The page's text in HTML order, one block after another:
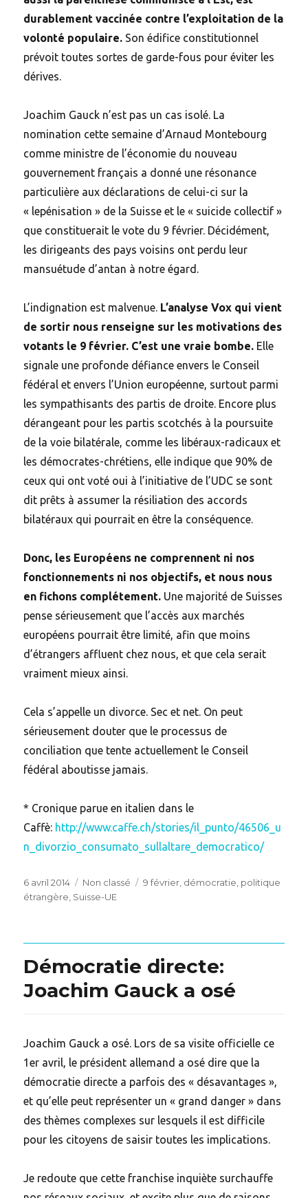
durablement vaccinée contre l’exploitation de la
volonté populaire. Son édifice constitutionnel
prévoit toutes sortes de garde-fous pour éviter les
dérives.
Joachim Gauck n’est pas un cas isolé. La
nomination cette semaine d’Arnaud Montebourg
comme ministre de l’économie du nouveau
gouvernement français a donné une résonance
particulière aux déclarations de celui-ci sur la
« lepénisation » de la Suisse et le « suicide collectif »
que constituerait le vote du 9 février. Décidément,
les dirigeants des pays voisins ont perdu leur
mansuétude d’antan à notre égard.
L’indignation est malvenue. L’analyse Vox qui vient
de sortir nous renseigne sur les motivations des
votants le 9 février. C’est une vraie bombe. Elle
signale une profonde défiance envers le Conseil
fédéral et envers l’Union européenne, surtout parmi
les sympathisants des partis de droite. Encore plus
dérangeant pour les partis scotchés à la poursuite
de la voie bilatérale, comme les libéraux-radicaux et
les démocrates-chrétiens, elle indique que 90% de
ceux qui ont voté oui à l’initiative de l’UDC se sont
dit prêts à assumer la résiliation des accords
bilatéraux qui pourrait en être la conséquence.
Donc, les Européens ne comprennent ni nos
fonctionnements ni nos objectifs, et nous nous
en fichons complétement. Une majorité de Suisses
pense sérieusement que l’accès aux marchés
européens pourrait être limité, afin que moins
d’étrangers affluent chez nous, et que cela serait
vraiment mieux ainsi.
Cela s’appelle un divorce. Sec et net. On peut
sérieusement douter que le processus de
conciliation que tente actuellement le Conseil
fédéral aboutisse jamais.
* Cronique parue en italien dans le
Caffè: http://www.caffe.ch/stories/il_punto/46506_u
n_divorzio_consumato_sullaltare_democratico/
Posted
on
6 avril 2014 Categories
Non classé Tags
9 février, démocratie, politique
étrangère, Suisse-UE
Démocratie directe:
Joachim Gauck a osé
Joachim Gauck a osé. Lors de sa visite officielle ce
1er avril, le président allemand a osé dire que la
démocratie directe a parfois des « désavantages »,
et qu’elle peut représenter un « grand danger » dans
des thèmes complexes sur lesquels il est difficile
pour les citoyens de saisir toutes les implications.
Je redoute que cette franchise inquiète surchauffe